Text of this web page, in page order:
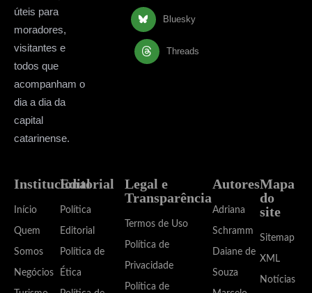
úteis para
moradores,
visitantes e
todos que
acompanham o
dia a dia da
capital
catarinense.
Bluesky
Threads
Institucional
Início
Quem
Somos
Negócios
Editorial
Política
Editorial
Política de
Ética
Legal e
Transparência
Termos de Uso
Política de
Privacidade
Política de
Autores
Adriana
Schramm
Daiane de
Souza
Mapa
do
site
Sitemap
XML
Notícias